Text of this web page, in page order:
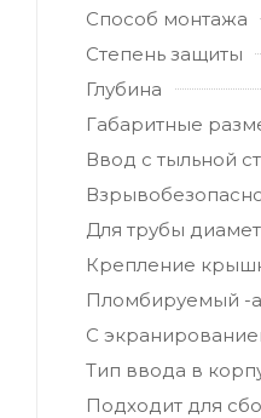
Способ монтажа
Степень защиты
Глубина
Габаритные
Ввод с тыльной
Для трубы
Крепление
Пломбируемый -
С
Тип ввода в
Подходит для